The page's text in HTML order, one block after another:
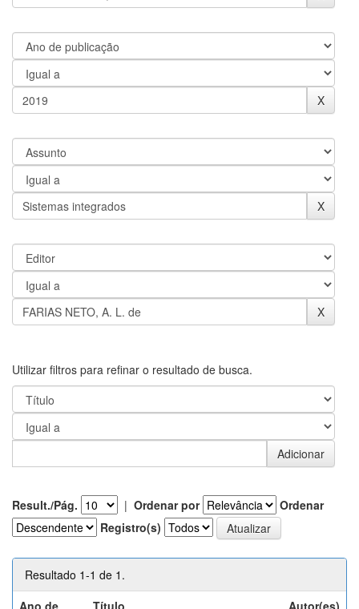
Utilizar filtros para refinar o resultado de busca.
Result./Pág. | Ordenar por
Ordenar
Registro(s)
Resultado 1-1 de 1.
Ano de
Título Autor(es)